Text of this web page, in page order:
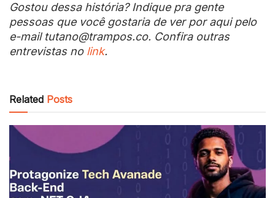
Gostou dessa história? Indique pra gente
pessoas que você gostaria de ver por aqui pelo
e-mail tutano@trampos.co. Confira outras
entrevistas no link.
Related Posts